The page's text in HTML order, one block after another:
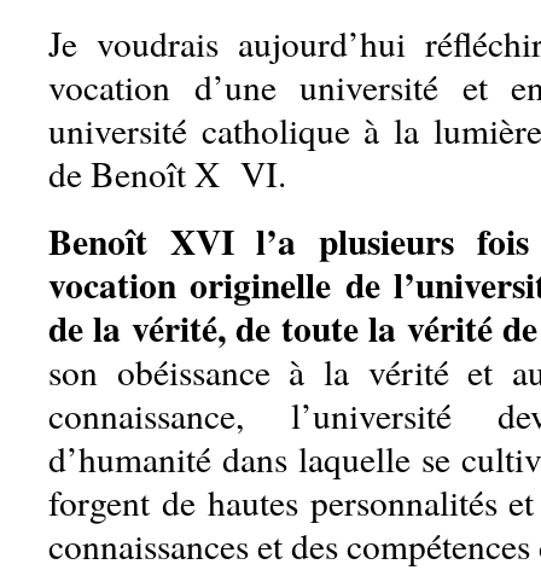
Je voudrais aujourd’hui
vocation d’une université et
université catholique à la
de Benoît X VI.
Benoît XVI l’a plusieurs
vocation originelle de
de la vérité, de toute la vérité
son obéissance à la vérité et
connaissance, l’université
d’humanité dans laquelle se
forgent de hautes personnalités
connaissances et des